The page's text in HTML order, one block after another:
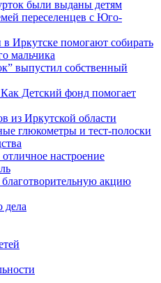
были выданы детям
переселенцев с Юго-
Иркутске помогают собирать
мальчика
выпустил собственный
Детский фонд помогает
из Иркутской области
глюкометры и тест-полоски
настроение
благотворительную акцию
дела